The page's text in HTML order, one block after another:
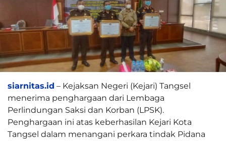
siarnitas.id – Kejaksan Negeri (Kejari) Tangsel
menerima penghargaan dari Lembaga
Perlindungan Saksi dan Korban (LPSK).
Penghargaan ini atas keberhasilan Kejari Kota
Tangsel dalam menangani perkara tindak Pidana